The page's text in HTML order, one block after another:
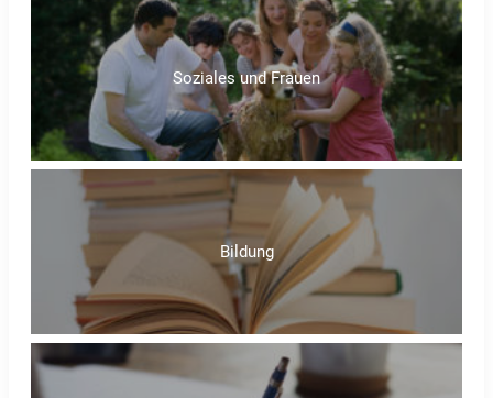
Soziales und Frauen
Bildung